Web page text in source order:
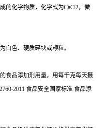
的化学物质，化学式为CaCl2，微
白色、硬质碎块或颗粒。
食品添加剂用量，用每千克每天摄
2011 食品安全国家标准 食品添